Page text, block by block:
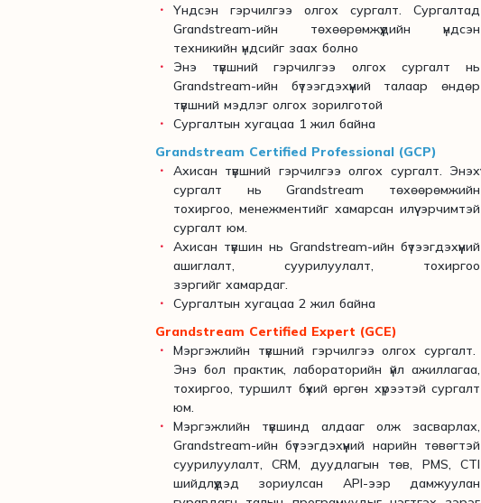
Үндсэн гэрчилгээ олгох сургалт. Сургалтад
Grandstream-ийн төхөөрөмжүүдийн үндсэн
техникийн үндсийг заах болно
Энэ түвшний гэрчилгээ олгох сургалт нь
Grandstream-ийн бүтээгдэхүүний талаар өндөр
түвшний мэдлэг олгох зорилготой
Сургалтын хугацаа 1 жил байна
Grandstream Certified Professional (GCP)
Ахисан түвшний гэрчилгээ олгох сургалт. Энэхүү
сургалт нь Grandstream төхөөрөмжийн
тохиргоо, менежментийг хамарсан илүү эрчимтэй
сургалт юм.
Ахисан түвшин нь Grandstream-ийн бүтээгдэхүүний
ашиглалт, суурилуулалт, тохиргоо
зэргийг хамардаг.
Сургалтын хугацаа 2 жил байна
Grandstream Certified Expert (GCE)
Мэргэжлийн түвшний гэрчилгээ олгох сургалт.
Энэ бол практик, лабораторийн үйл ажиллагаа,
тохиргоо, туршилт бүхий өргөн хүрээтэй сургалт
юм.
Мэргэжлийн түвшинд алдааг олж засварлах,
Grandstream-ийн бүтээгдэхүүний нарийн төвөгтэй
суурилуулалт, CRM, дуудлагын төв, PMS, CTI
шийдлүүдэд зориулсан API-ээр дамжуулан